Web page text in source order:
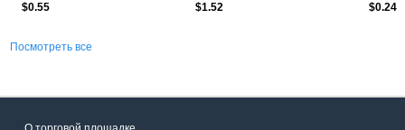
Уайлд НХЛ/NHL
$0.55
КХЛ
$1.52
$0.24
Посмотреть все